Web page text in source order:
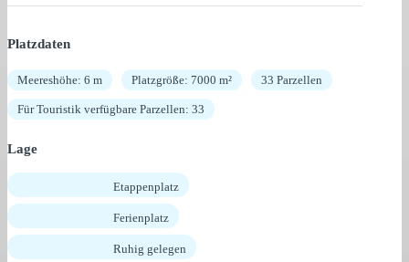
Platzdaten
Meereshöhe: 6 m Platzgröße: 7000 m² 33 Parzellen
Für Touristik verfügbare Parzellen: 33
Lage
Etappenplatz
Ferienplatz
Ruhig gelegen